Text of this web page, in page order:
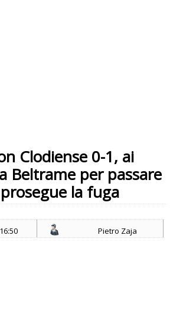
Clodiense 0-1, ai
Beltrame per passare
la fuga
Pietro Zaja